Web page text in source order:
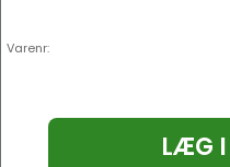
Varenr:
LÆG I